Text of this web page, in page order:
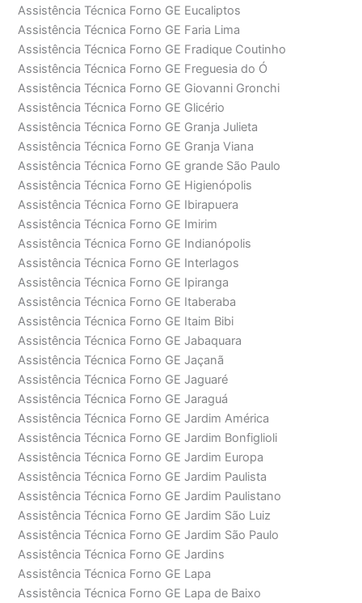
Assistência Técnica Forno GE Eucaliptos
Assistência Técnica Forno GE Faria Lima
Assistência Técnica Forno GE Fradique Coutinho
Assistência Técnica Forno GE Freguesia do Ó
Assistência Técnica Forno GE Giovanni Gronchi
Assistência Técnica Forno GE Glicério
Assistência Técnica Forno GE Granja Julieta
Assistência Técnica Forno GE Granja Viana
Assistência Técnica Forno GE grande São Paulo
Assistência Técnica Forno GE Higienópolis
Assistência Técnica Forno GE Ibirapuera
Assistência Técnica Forno GE Imirim
Assistência Técnica Forno GE Indianópolis
Assistência Técnica Forno GE Interlagos
Assistência Técnica Forno GE Ipiranga
Assistência Técnica Forno GE Itaberaba
Assistência Técnica Forno GE Itaim Bibi
Assistência Técnica Forno GE Jabaquara
Assistência Técnica Forno GE Jaçanã
Assistência Técnica Forno GE Jaguaré
Assistência Técnica Forno GE Jaraguá
Assistência Técnica Forno GE Jardim América
Assistência Técnica Forno GE Jardim Bonfiglioli
Assistência Técnica Forno GE Jardim Europa
Assistência Técnica Forno GE Jardim Paulista
Assistência Técnica Forno GE Jardim Paulistano
Assistência Técnica Forno GE Jardim São Luiz
Assistência Técnica Forno GE Jardim São Paulo
Assistência Técnica Forno GE Jardins
Assistência Técnica Forno GE Lapa
Assistência Técnica Forno GE Lapa de Baixo